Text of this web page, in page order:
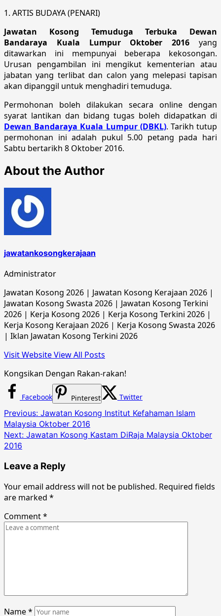
1. ARTIS BUDAYA (PENARI)
Jawatan Kosong Temuduga Terbuka Dewan
Bandaraya Kuala Lumpur Oktober 2016 yang
ditawarkan ini mempunyai beberapa kekosongan.
Urusan pengambilan ini mengikut kementerian atau
jabatan yang terlibat dan calon yang melepasi tapisan
akan dipanggil untuk menghadiri temuduga.
Permohonan boleh dilakukan secara online dengan
syarat lantikan dan bidang tugas boleh didapatkan di
Dewan Bandaraya Kuala Lumpur (DBKL). Tarikh tutup
permohonan ini adalah pukul 5.00 petang pada hari
Sabtu bertarikh 8 Oktober 2016.
About the Author
jawatankosongkerajaan
Administrator
Jawatan Kosong 2026 | Jawatan Kosong Kerajaan 2026 |
Jawatan Kosong Swasta 2026 | Jawatan Kosong Terkini
2026 | Kerja Kosong 2026 | Kerja Kosong Terkini 2026 |
Kerja Kosong Kerajaan 2026 | Kerja Kosong Swasta 2026
| Iklan Jawatan Kosong Terkini 2026
Visit WebsiteView All Posts
Kongsikan Dengan Rakan-rakan!
Facebook Pinterest Twitter
Post
navigation
Previous: Jawatan Kosong Institut Kefahaman Islam
Malaysia Oktober 2016
Next: Jawatan Kosong Kastam DiRaja Malaysia Oktober
2016
Leave a Reply
Your email address will not be published. Required fields
are marked *
Comment*
Name*